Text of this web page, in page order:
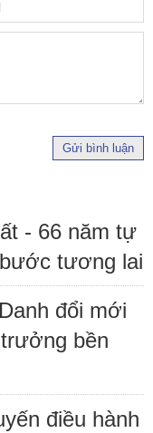
Gửi bình luận
- 66 năm tự
tương lai
đổi mới
bền
điều hành